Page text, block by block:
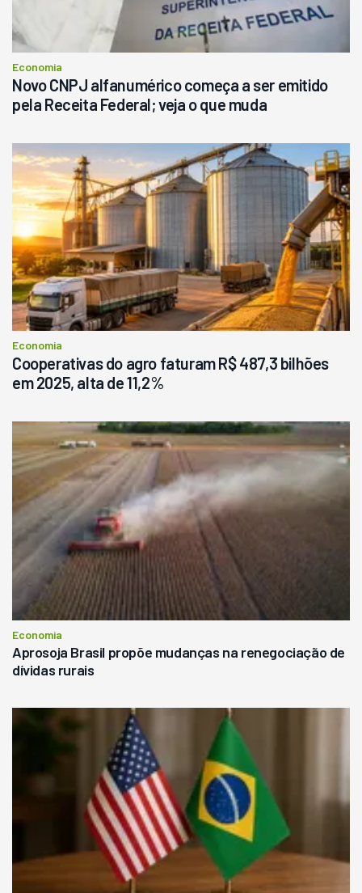
Economia
Novo CNPJ alfanumérico começa a ser emitido
pela Receita Federal; veja o que muda
Economia
Cooperativas do agro faturam R$ 487,3 bilhões
em 2025, alta de 11,2%
Economia
Aprosoja Brasil propõe mudanças na renegociação de
dívidas rurais